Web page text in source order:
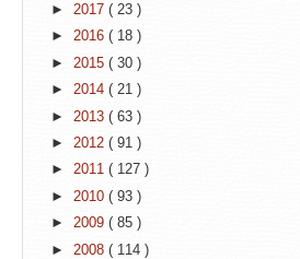
► 2017 ( 23 )
► 2016 ( 18 )
► 2015 ( 30 )
► 2014 ( 21 )
► 2013 ( 63 )
► 2012 ( 91 )
► 2011 ( 127 )
► 2010 ( 93 )
► 2009 ( 85 )
► 2008 ( 114 )